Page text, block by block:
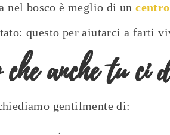
nel bosco è meglio di un
questo per aiutarci a farti
anche tu
gentilmente di: